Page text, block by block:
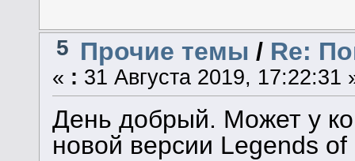
5 Прочие темы / Re:
« : 31 Августа 2019, 17:22:31
День добрый. Может у
новой версии Legends